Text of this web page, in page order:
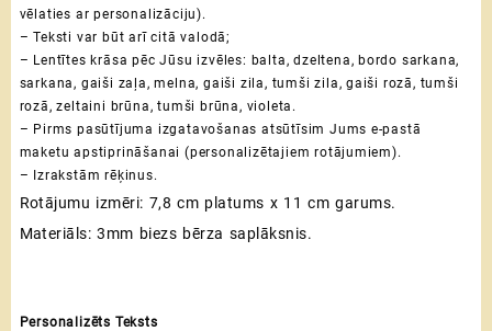
vēlaties ar personalizāciju).
– Teksti var būt arī citā valodā;
– Lentītes krāsa pēc Jūsu izvēles: balta, dzeltena, bordo sarkana,
sarkana, gaiši zaļa, melna, gaiši zila, tumši zila, gaiši rozā, tumši
rozā, zeltaini brūna, tumši brūna, violeta.
– Pirms pasūtījuma izgatavošanas atsūtīsim Jums e-pastā
maketu apstiprināšanai (personalizētajiem rotājumiem).
– Izrakstām rēķinus.
Rotājumu izmēri: 7,8 cm platums x 11 cm garums.
Materiāls: 3mm biezs bērza saplāksnis.
Personalizēts Teksts